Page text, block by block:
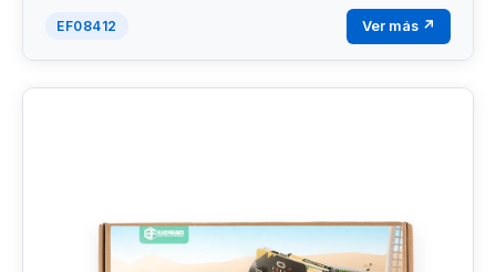
EF08412 Ver más ↗